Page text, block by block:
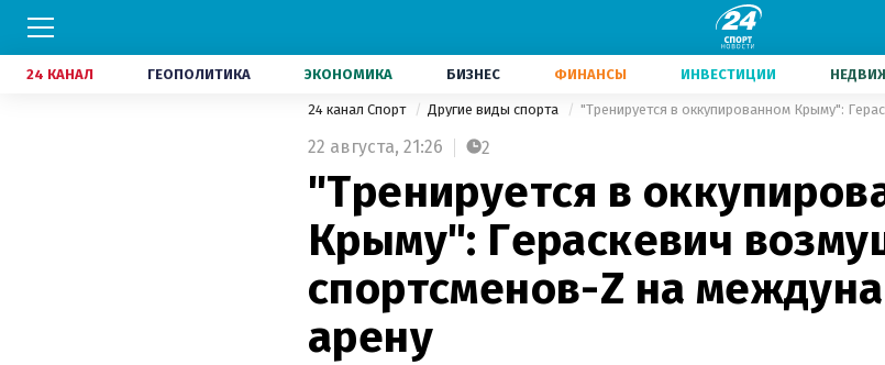
24 КАНАЛ ГЕОПОЛИТИКА ЭКОНОМИКА БИЗНЕС ФИНАНСЫ ИНВЕСТИЦИИ
24 канал Спорт Другие виды спорта
22 августа, 21:26 2
"Тренируется в
Крыму": Гераскевич
спортсменов-Z на
арену